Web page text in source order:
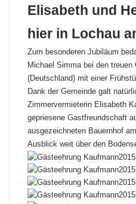
Elisabeth und
hier in Lochau
Zum besonderen Jubiläum
Michael Simma bei den treuen
(Deutschland) mit einer
Dank der Gemeinde galt
Zimmervermieterin Elisabeth
gepriesene Gastfreundschaft
ausgezeichneten Bauernhof
Ausblick weit über den